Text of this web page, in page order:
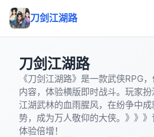
刀剑江湖路
刀剑江湖路
《刀剑江湖路》是一款武侠RPG
内容，体验横版即时战斗。玩家
江湖武林的血雨腥风，在纷争中
势，成为万人敬仰的大侠。》》
体验倍增！